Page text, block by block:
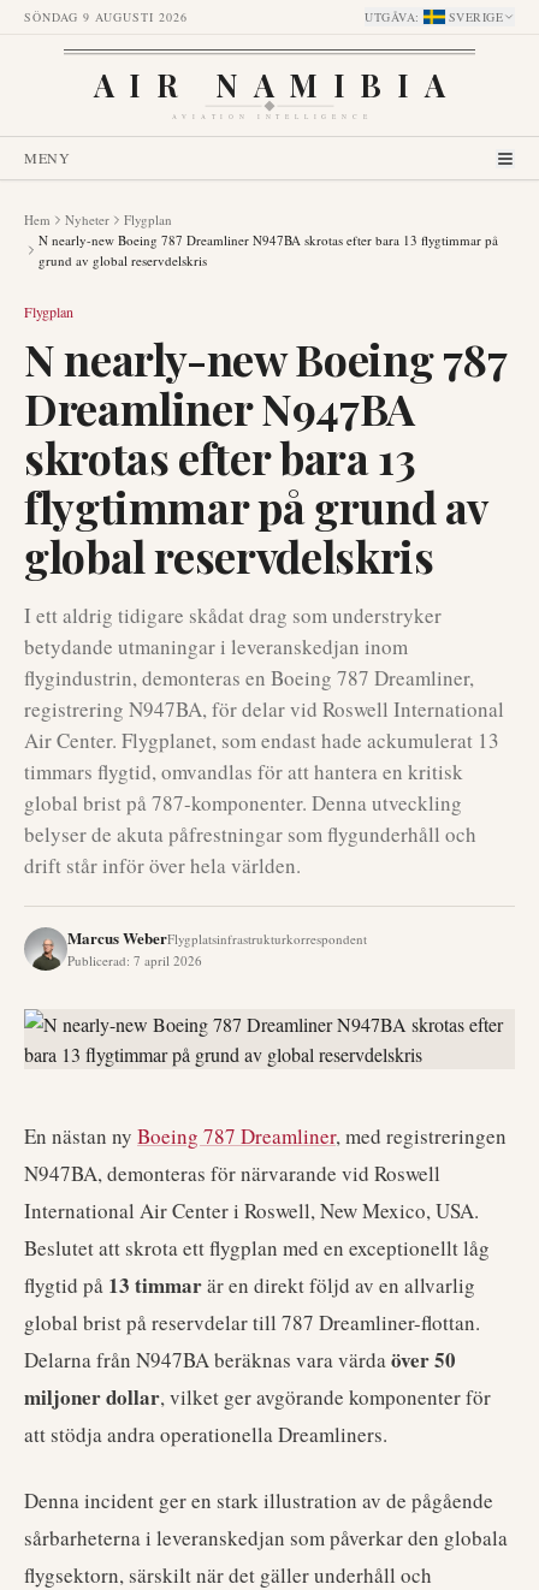
SÖNDAG 9 AUGUSTI 2026 UTGÅVA: SVERIGE
AIR NAMIBIA
AVIATION INTELLIGENCE
MENY
Hem Nyheter
Flygplan
N nearly-new Boeing 787 Dreamliner N947BA skrotas efter bara 13 flygtimmar på
grund av global reservdelskris
Flygplan
N nearly-new Boeing 787
Dreamliner N947BA
skrotas efter bara 13
flygtimmar på grund av
global reservdelskris
I ett aldrig tidigare skådat drag som understryker
betydande utmaningar i leveranskedjan inom
flygindustrin, demonteras en Boeing 787 Dreamliner,
registrering N947BA, för delar vid Roswell International
Air Center. Flygplanet, som endast hade ackumulerat 13
timmars flygtid, omvandlas för att hantera en kritisk
global brist på 787-komponenter. Denna utveckling
belyser de akuta påfrestningar som flygunderhåll och
drift står inför över hela världen.
Marcus WeberFlygplatsinfrastrukturkorrespondent
Publicerad: 7 april 2026
En nästan ny Boeing 787 Dreamliner, med registreringen
N947BA, demonteras för närvarande vid Roswell
International Air Center i Roswell, New Mexico, USA.
Beslutet att skrota ett flygplan med en exceptionellt låg
flygtid på 13 timmarär en direkt följd av en allvarlig
global brist på reservdelar till 787 Dreamliner-flottan.
Delarna från N947BA beräknas vara värdaöver 50
miljoner dollar, vilket ger avgörande komponenter för
att stödja andra operationella Dreamliners.
Denna incident ger en stark illustration av de pågående
sårbarheterna i leveranskedjan som påverkar den globala
flygsektorn, särskilt när det gäller underhåll och